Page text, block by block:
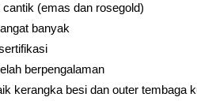
(emas dan rosegold)
banyak
berpengalaman
kerangka besi dan outer tembaga